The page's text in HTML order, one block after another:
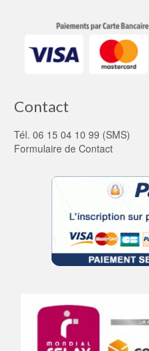
Contact
Tél. 06 15 04 10 99 (SMS)
Formulaire de Contact